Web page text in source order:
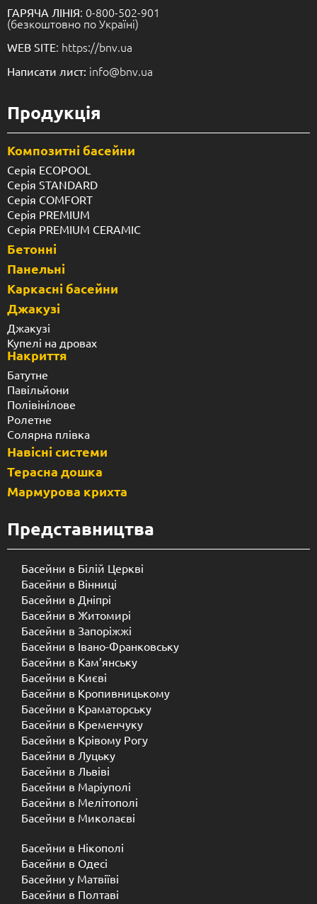
ГАРЯЧА ЛІНІЯ: 0-800-502-901
(безкоштовно по Україні)
WEB SITE: https://bnv.ua
Написати лист: info@bnv.ua
Продукція
Композитні басейни
Серія ECOPOOL
Серія STANDARD
Серія COMFORT
Серія PREMIUM
Серія PREMIUM CERAMIC
Бетонні
Панельні
Каркасні басейни
Джакузі
Джакузі
Купелі на дровах
Накриття
Батутне
Павільйони
Полівінілове
Ролетне
Солярна плівка
Навісні системи
Терасна дошка
Мармурова крихта
Представництва
Басейни в Білій Церкві
Басейни в Вінниці
Басейни в Дніпрі
Басейни в Житомирі
Басейни в Запоріжжі
Басейни в Івано-Франковську
Басейни в Кам’янську
Басейни в Києві
Басейни в Кропивницькому
Басейни в Краматорську
Басейни в Кременчуку
Басейни в Крівому Рогу
Басейни в Луцьку
Басейни в Львіві
Басейни в Маріуполі
Басейни в Мелітополі
Басейни в Миколаєві
Басейни в Нікополі
Басейни в Одесі
Басейни у Матвіїві
Басейни в Полтаві